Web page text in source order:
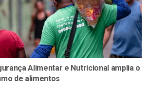
Alimentar e Nutricional amplia o
de alimentos